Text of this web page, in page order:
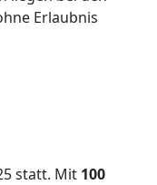
Erlaubnis
statt. Mit 100